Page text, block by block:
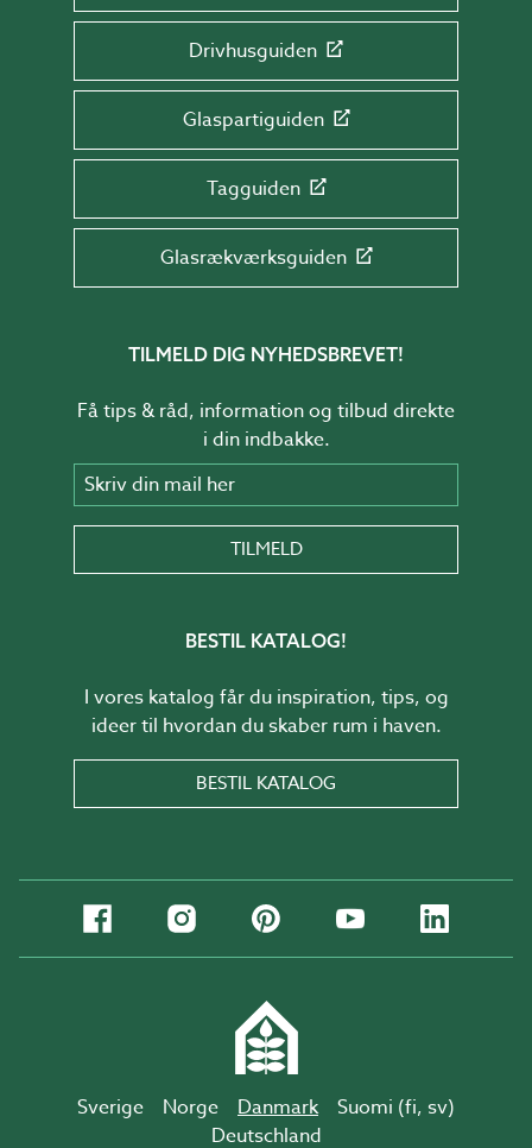
Drivhusguiden
Glaspartiguiden
Tagguiden
Glasrækværksguiden
TILMELD DIG NYHEDSBREVET!
Få tips & råd, information og tilbud direkte
i din indbakke.
Skriv din mail her
TILMELD
BESTIL KATALOG!
I vores katalog får du inspiration, tips, og
ideer til hvordan du skaber rum i haven.
BESTIL KATALOG
Sverige Norge Danmark Suomi (fi, sv)
Deutschland